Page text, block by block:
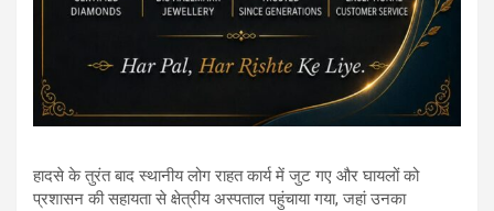
हादसे के तुरंत बाद स्थानीय लोग राहत कार्य में जुट गए और घायलों को
प्रशासन की सहायता से क्षेत्रीय अस्पताल पहुंचाया गया, जहां उनका